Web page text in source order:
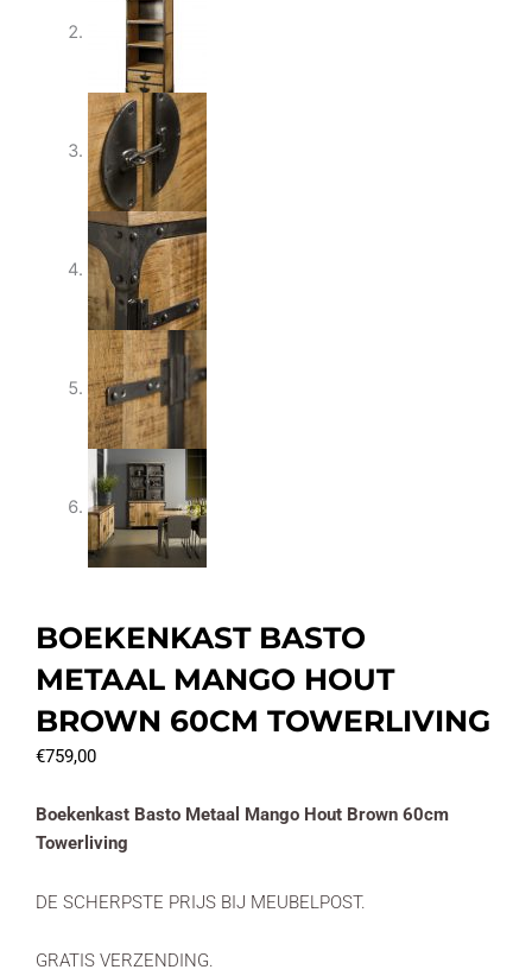
BOEKENKAST BASTO
METAAL MANGO HOUT
BROWN 60CM TOWERLIVING
€759,00
Boekenkast Basto Metaal Mango Hout Brown 60cm
Towerliving
DE SCHERPSTE PRIJS BIJ MEUBELPOST.
GRATIS VERZENDING.